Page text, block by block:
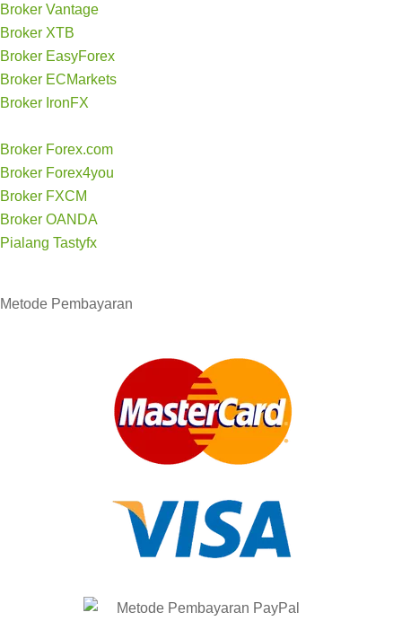
Broker Vantage
Broker XTB
Broker EasyForex
Broker ECMarkets
Broker IronFX
Broker Forex.com
Broker Forex4you
Broker FXCM
Broker OANDA
Pialang Tastyfx
Metode Pembayaran